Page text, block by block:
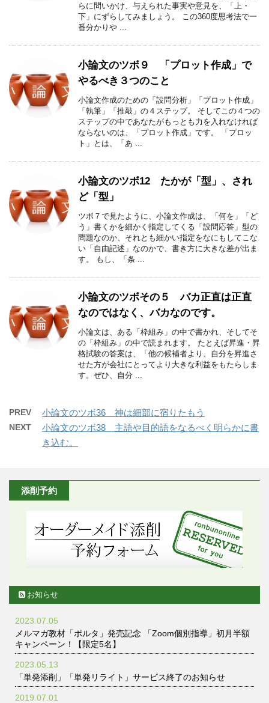
らに問いかけ、与えられた事実や意見を、「上・
下」にずらしてみましょう。 この360度思考法で一
番分かりや ...
小論文のツボ９ 「プロット作成」で
やるべき３つのこと
小論文作成のための「設問分析」「プロット作成」
「執筆」「推敲」の４ステップ。 そしてこの４つの
ステップの中であなたがもっとも力を入れなければ
ならないのは、「プロット作成」です。 「プロッ
ト」とは、「あ ...
小論文のツボ12 たかが「型」、され
ど「型」
ツボ７で見たように、小論文作成は、「何を」「ど
う」書くかを細かく指定してくる「設問応答」型の
問題なのか、それとも細かい指定をなにもしてこな
い「自由記述」なのかで、書き方に大きな差が出ま
す。 もし、「条 ...
小論文のツボその５ バカ正直は正直
なのではなく、バカなのです。
小論文は、ある「枠組み」の中で書かれ、そしてそ
の「枠組み」の中で読まれます。 たとえば昇進・昇
格試験の答案は、「他の候補者より、自分を昇進さ
せた方が会社にとってより大きな利益をもたらしま
す。ぜひ、自分 ...
PREV 小論文のツボ36 神は細部に宿りたもう
NEXT
小論文のツボ38 主語や目的語をなるべく明らかに書
き込む。
添削予約
お知らせ
2023.07.05
メルマガ教材「ポルタ」発売記念 「Zoom個別指導」初月半額
キャンペーン！【限定5名】
2023.05.13
「単発添削」「単発リライト」サービス終了のお知らせ
2019.07.01